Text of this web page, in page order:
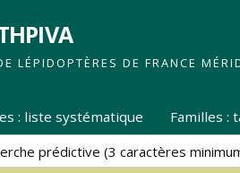
LÉPIDOPTÈRES DE FRANCE
: liste systématique Familles :